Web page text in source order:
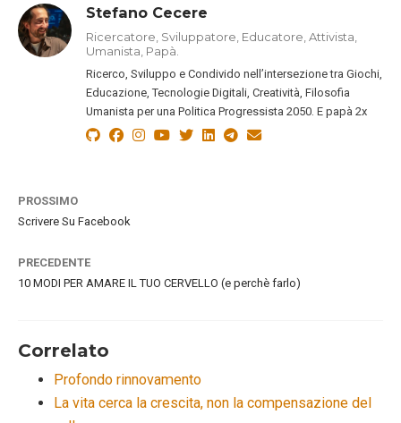
Stefano Cecere
Ricercatore, Sviluppatore, Educatore, Attivista,
Umanista, Papà.
Ricerco, Sviluppo e Condivido nell’intersezione tra Giochi,
Educazione, Tecnologie Digitali, Creatività, Filosofia
Umanista per una Politica Progressista 2050. E papà 2x
PROSSIMO
Scrivere Su Facebook
PRECEDENTE
10 MODI PER AMARE IL TUO CERVELLO (e perchè farlo)
Correlato
Profondo rinnovamento
La vita cerca la crescita, non la compensazione del